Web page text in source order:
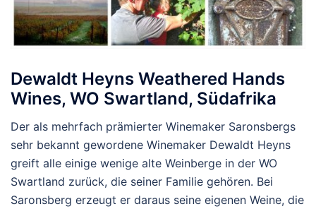
Dewaldt Heyns Weathered Hands
Wines, WO Swartland, Südafrika
Der als mehrfach prämierter Winemaker Saronsbergs
sehr bekannt gewordene Winemaker Dewaldt Heyns
greift alle einige wenige alte Weinberge in der WO
Swartland zurück, die seiner Familie gehören. Bei
Saronsberg erzeugt er daraus seine eigenen Weine, die